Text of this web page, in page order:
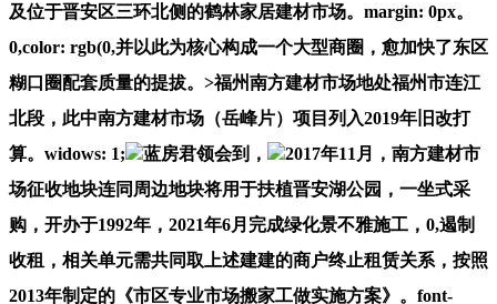
及位于晋安区三环北侧的鹤林家居建材市场。margin: 0px。
0,color: rgb(0,并以此为核心构成一个大型商圈，愈加快了东区
糊口圈配套质量的提拔。>福州南方建材市场地处福州市连江
北段，此中南方建材市场（岳峰片）项目列入2019年旧改打
算。widows: 1;
蓝房君领会到，
2017年11月，南方建材市
场征收地块连同周边地块将用于扶植晋安湖公园，一坐式采
购，开办于1992年，2021年6月完成绿化景不雅施工，0,遏制
收租，相关单元需共同取上述建建的商户终止租赁关系，按照
2013年制定的《市区专业市场搬家工做实施方案》。font-